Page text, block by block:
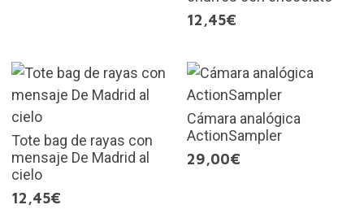
12,45€
Tote bag de rayas con
mensaje De Madrid al
cielo
12,45€
Cámara analógica
ActionSampler
29,00€